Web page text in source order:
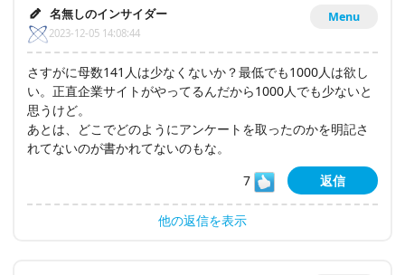
Menu
名無しのインサイダー
2023-12-05 14:08:44
さすがに母数141人は少なくないか？最低でも1000人は欲し
い。正直企業サイトがやってるんだから1000人でも少ないと
思うけど。
あとは、どこでどのようにアンケートを取ったのかを明記さ
れてないのが書かれてないのもな。
7
返信
他の返信を表示